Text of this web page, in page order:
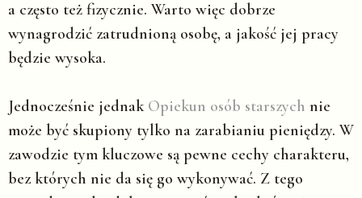
a często też fizycznie. Warto więc dobrze
wynagrodzić zatrudnioną osobę, a jakość jej pracy
będzie wysoka.
Jednocześnie jednak Opiekun osób starszych nie
może być skupiony tylko na zarabianiu pieniędzy. W
zawodzie tym kluczowe są pewne cechy charakteru,
bez których nie da się go wykonywać. Z tego